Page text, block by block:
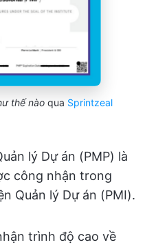
thế nàoqua Sprintzeal
lý Dự án (PMP) là
công nhận trong
Quản lý Dự án (PMI).
trình độ cao về